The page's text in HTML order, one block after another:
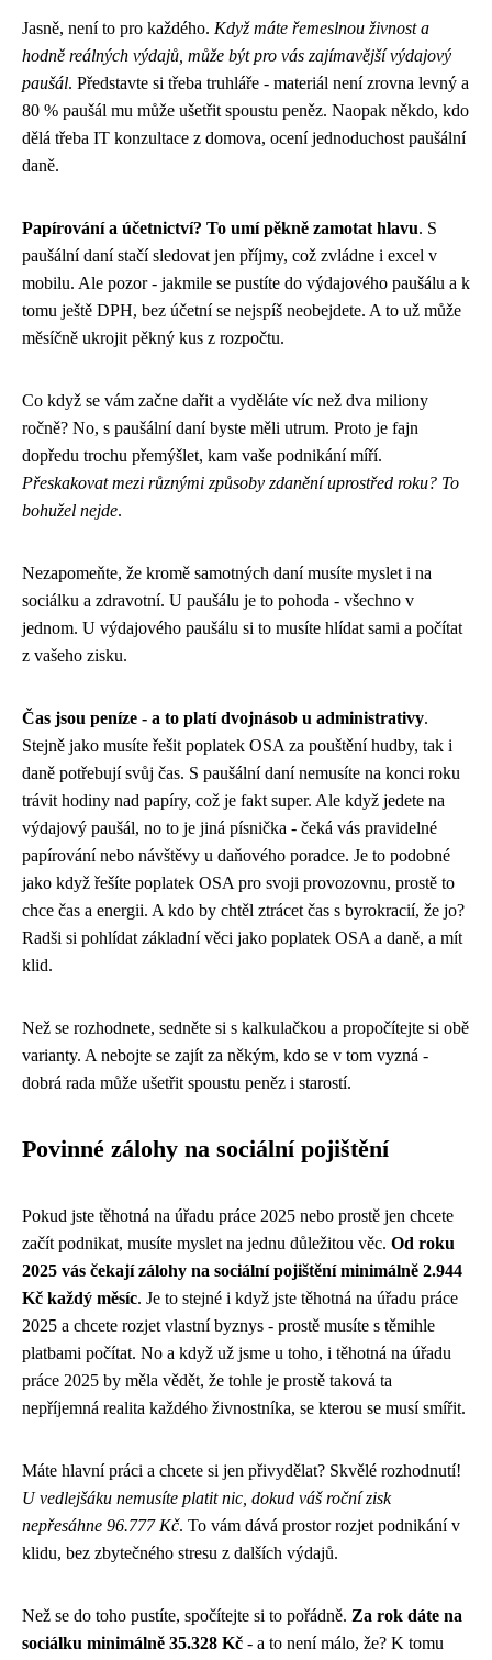
Jasně, není to pro každého. Když máte řemeslnou živnost a
hodně reálných výdajů, může být pro vás zajímavější výdajový
paušál. Představte si třeba truhláře - materiál není zrovna levný a
80 % paušál mu může ušetřit spoustu peněz. Naopak někdo, kdo
dělá třeba IT konzultace z domova, ocení jednoduchost paušální
daně.
Papírování a účetnictví? To umí pěkně zamotat hlavu. S
paušální daní stačí sledovat jen příjmy, což zvládne i excel v
mobilu. Ale pozor - jakmile se pustíte do výdajového paušálu a k
tomu ještě DPH, bez účetní se nejspíš neobejdete. A to už může
měsíčně ukrojit pěkný kus z rozpočtu.
Co když se vám začne dařit a vyděláte víc než dva miliony
ročně? No, s paušální daní byste měli utrum. Proto je fajn
dopředu trochu přemýšlet, kam vaše podnikání míří.
Přeskakovat mezi různými způsoby zdanění uprostřed roku? To
bohužel nejde.
Nezapomeňte, že kromě samotných daní musíte myslet i na
sociálku a zdravotní. U paušálu je to pohoda - všechno v
jednom. U výdajového paušálu si to musíte hlídat sami a počítat
z vašeho zisku.
Čas jsou peníze - a to platí dvojnásob u administrativy.
Stejně jako musíte řešit poplatek OSA za pouštění hudby, tak i
daně potřebují svůj čas. S paušální daní nemusíte na konci roku
trávit hodiny nad papíry, což je fakt super. Ale když jedete na
výdajový paušál, no to je jiná písnička - čeká vás pravidelné
papírování nebo návštěvy u daňového poradce. Je to podobné
jako když řešíte poplatek OSA pro svoji provozovnu, prostě to
chce čas a energii. A kdo by chtěl ztrácet čas s byrokracií, že jo?
Radši si pohlídat základní věci jako poplatek OSA a daně, a mít
klid.
Než se rozhodnete, sedněte si s kalkulačkou a propočítejte si obě
varianty. A nebojte se zajít za někým, kdo se v tom vyzná -
dobrá rada může ušetřit spoustu peněz i starostí.
Povinné zálohy na sociální pojištění
Pokud jste těhotná na úřadu práce 2025 nebo prostě jen chcete
začít podnikat, musíte myslet na jednu důležitou věc. Od roku
2025 vás čekají zálohy na sociální pojištění minimálně 2.944
Kč každý měsíc. Je to stejné i když jste těhotná na úřadu práce
2025 a chcete rozjet vlastní byznys - prostě musíte s těmihle
platbami počítat. No a když už jsme u toho, i těhotná na úřadu
práce 2025 by měla vědět, že tohle je prostě taková ta
nepříjemná realita každého živnostníka, se kterou se musí smířit.
Máte hlavní práci a chcete si jen přivydělat? Skvělé rozhodnutí!
U vedlejšáku nemusíte platit nic, dokud váš roční zisk
nepřesáhne 96.777 Kč. To vám dává prostor rozjet podnikání v
klidu, bez zbytečného stresu z dalších výdajů.
Než se do toho pustíte, spočítejte si to pořádně. Za rok dáte na
sociálku minimálně 35.328 Kč - a to není málo, že? K tomu